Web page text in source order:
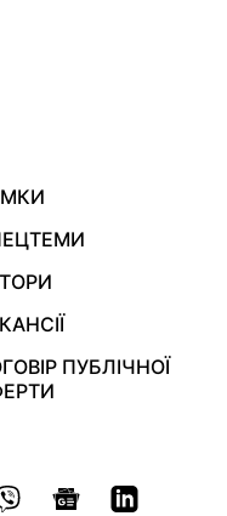
ПУБЛІЧНОЇ